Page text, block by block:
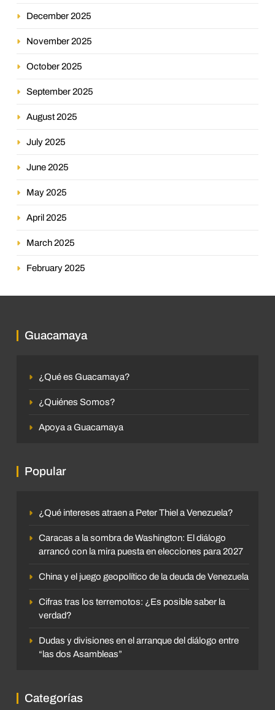
December 2025
November 2025
October 2025
September 2025
August 2025
July 2025
June 2025
May 2025
April 2025
March 2025
February 2025
Guacamaya
¿Qué es Guacamaya?
¿Quiénes Somos?
Apoya a Guacamaya
Popular
¿Qué intereses atraen a Peter Thiel a Venezuela?
Caracas a la sombra de Washington: El diálogo
arrancó con la mira puesta en elecciones para 2027
China y el juego geopolítico de la deuda de Venezuela
Cifras tras los terremotos: ¿Es posible saber la
verdad?
Dudas y divisiones en el arranque del diálogo entre
“las dos Asambleas”
Categorías